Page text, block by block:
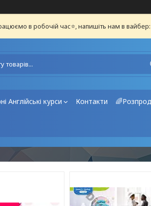
в робочій час⭐, напишіть нам в вайбер:
Англійські курси Контакти